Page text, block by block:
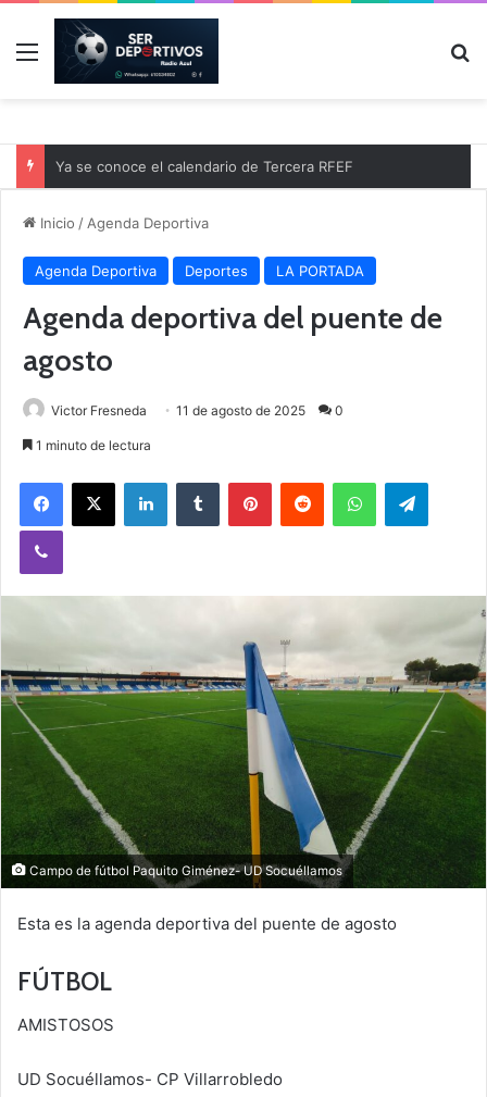
Menú
Ya se conoce el calendario de Tercera RFEF
Inicio / Agenda Deportiva
Agenda Deportiva Deportes LA PORTADA
Agenda deportiva del puente de
agosto
Victor Fresneda 11 de agosto de 2025 0
1 minuto de lectura
Campo de fútbol Paquito Giménez- UD Socuéllamos
Esta es la agenda deportiva del puente de agosto
FÚTBOL
AMISTOSOS
UD Socuéllamos- CP Villarrobledo